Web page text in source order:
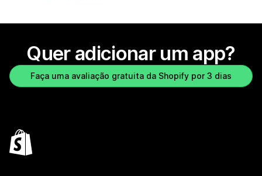
Quer adicionar um app?
Faça uma avaliação gratuita da Shopify por 3 dias